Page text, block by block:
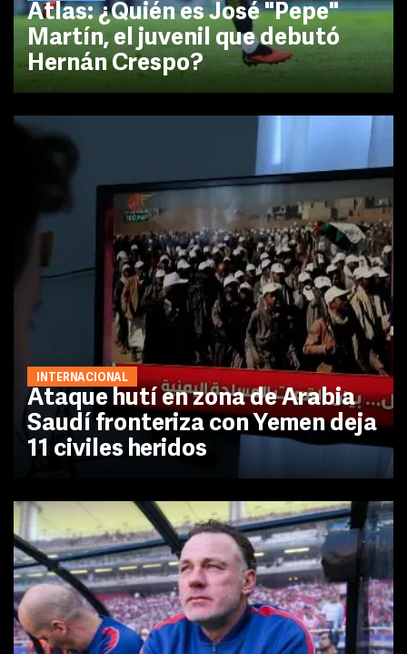
Atlas: ¿Quién es José "Pepe"
Martín, el juvenil que debutó
Hernán Crespo?
INTERNACIONAL
Ataque hutí en zona de Arabia
Saudí fronteriza con Yemen deja
11 civiles heridos